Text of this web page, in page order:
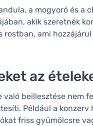
a mogyoró és a
akik szeretnék
rostban, ami
az
való beillesztése nem
Például a
friss gyümölcsre